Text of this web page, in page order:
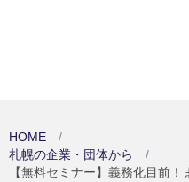
HOME
札幌の企業・団体から
【無料セミナー】義務化目前